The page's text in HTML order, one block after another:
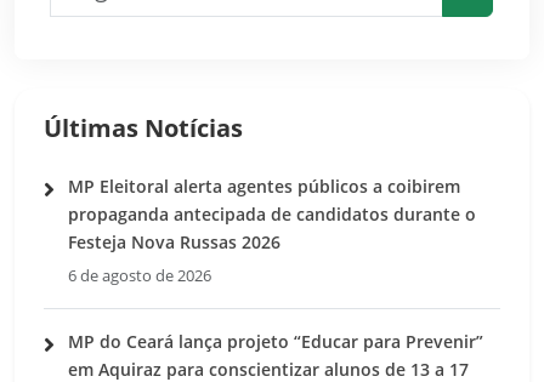
Últimas Notícias
MP Eleitoral alerta agentes públicos a coibirem
propaganda antecipada de candidatos durante o
Festeja Nova Russas 2026
6 de agosto de 2026
MP do Ceará lança projeto “Educar para Prevenir”
em Aquiraz para conscientizar alunos de 13 a 17